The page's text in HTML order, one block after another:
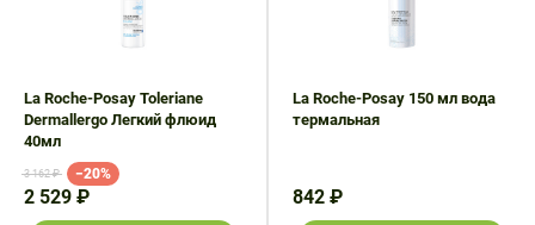
La Roche-Posay Toleriane
Dermallergo Легкий флюид
40мл
3 162 ₽ −20%
2 529 ₽
La Roche-Posay 150 мл вода
термальная
842 ₽
Средства
и курения
Стоматологические